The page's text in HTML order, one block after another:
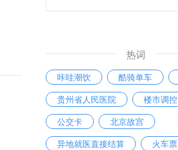
热词
咔哇潮饮 酷骑单车
贵州省人民医院
楼市调控
公交卡
北京故宫
异地就医直接结算
火车票